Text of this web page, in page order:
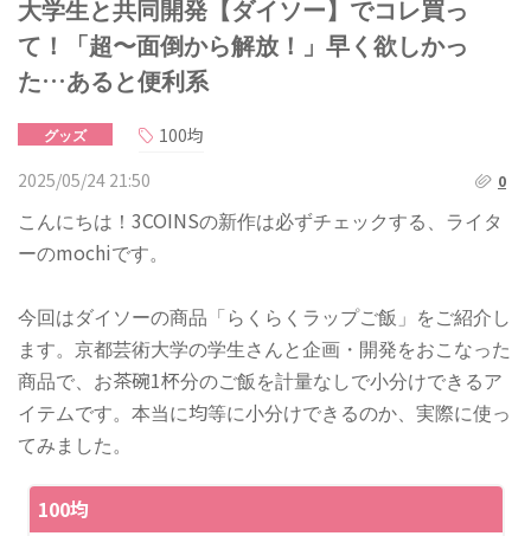
大学生と共同開発【ダイソー】でコレ買っ
て！「超〜面倒から解放！」早く欲しかっ
た…あると便利系
グッズ
100均
2025/05/24 21:50
0
こんにちは！3COINSの新作は必ずチェックする、ライタ
ーのmochiです。
今回はダイソーの商品「らくらくラップご飯」をご紹介し
ます。京都芸術大学の学生さんと企画・開発をおこなった
商品で、お茶碗1杯分のご飯を計量なしで小分けできるア
イテムです。本当に均等に小分けできるのか、実際に使っ
てみました。
100均